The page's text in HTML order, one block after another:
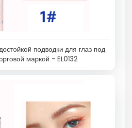
подводки для глаз под
маркой - EL0132